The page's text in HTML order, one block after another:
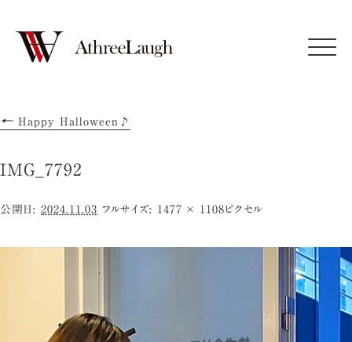
Click
← Happy Halloween♪
IMG_7792
公開日: 2024.11.03 フルサイズ: 1477 × 1108ピクセル